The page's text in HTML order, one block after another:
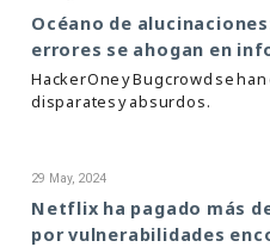
Océano de
errores se ahogan en
HackerOne y Bugcrowd se
disparates y absurdos.
29 May, 2024
Netflix ha pagado más
por vulnerabilidades